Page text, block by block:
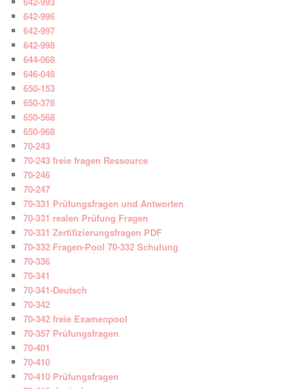
642-996
642-997
642-998
644-068
646-048
650-153
650-378
650-568
650-968
70-243
70-243 freie fragen Ressource
70-246
70-247
70-331 Prüfungsfragen und Antworten
70-331 realen Prüfung Fragen
70-331 Zertifizierungsfragen PDF
70-332 Fragen-Pool 70-332 Schulung
70-336
70-341
70-341-Deutsch
70-342
70-342 freie Examenpool
70-357 Prüfungsfragen
70-401
70-410
70-410 Prüfungsfragen